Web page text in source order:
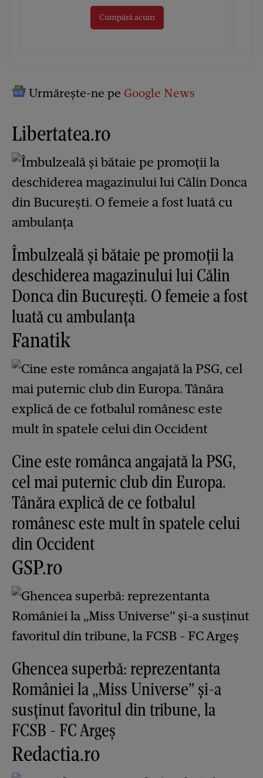
Cumpără acum
Urmărește-ne pe Google News
Libertatea.ro
Îmbulzeală și bătaie pe promoții la
deschiderea magazinului lui Călin
Donca din București. O femeie a fost
luată cu ambulanța
Fanatik
Cine este românca angajată la PSG,
cel mai puternic club din Europa.
Tânăra explică de ce fotbalul
românesc este mult în spatele celui
din Occident
GSP.ro
Ghencea superbă: reprezentanta
României la „Miss Universe” și-a
susținut favoritul din tribune, la
FCSB - FC Argeș
Redactia.ro